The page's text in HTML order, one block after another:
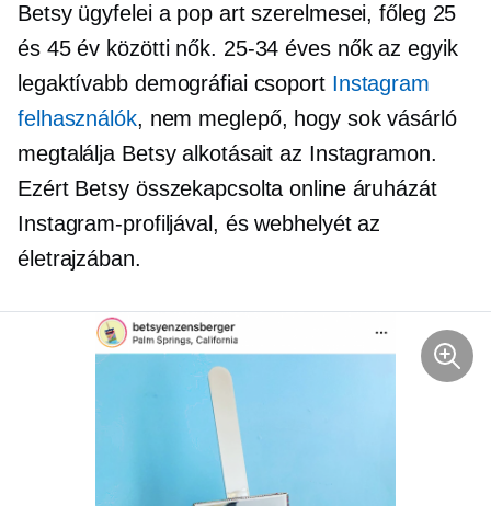
Betsy ügyfelei a pop art szerelmesei, főleg 25
és 45 év közötti nők. 25-34 éves nők az egyik
legaktívabb demográfiai csoport Instagram
felhasználók, nem meglepő, hogy sok vásárló
megtalálja Betsy alkotásait az Instagramon.
Ezért Betsy összekapcsolta online áruházát
Instagram-profiljával, és webhelyét az
életrajzában.